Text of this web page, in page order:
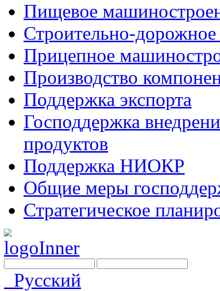
Пищевое
Строительно-
Прицепное
Производство
Поддержка экспорта
Господдержка
продуктов
Поддержка НИОКР
Общие меры
Стратегическое
Русский